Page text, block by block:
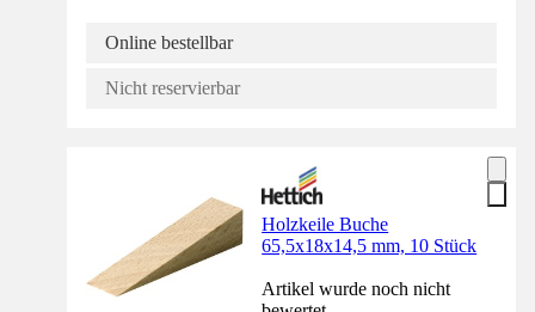
Online bestellbar
Nicht reservierbar
Holzkeile Buche
65,5x18x14,5 mm, 10 Stück
Artikel wurde noch nicht